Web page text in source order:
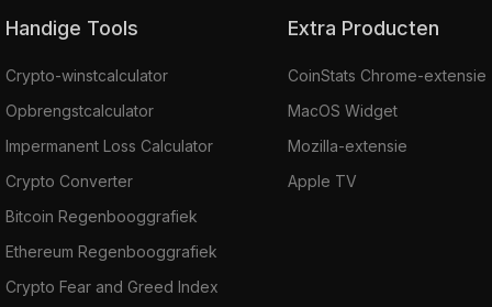
Handige Tools
Crypto-winstcalculator
Opbrengstcalculator
Impermanent Loss Calculator
Crypto Converter
Bitcoin Regenbooggrafiek
Ethereum Regenbooggrafiek
Crypto Fear and Greed Index
Extra Producten
CoinStats Chrome-extensie
MacOS Widget
Mozilla-extensie
Apple TV